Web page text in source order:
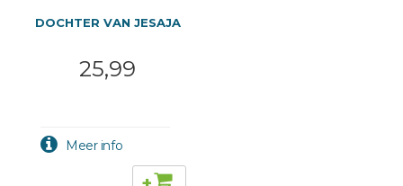
DOCHTER VAN JESAJA
25,99